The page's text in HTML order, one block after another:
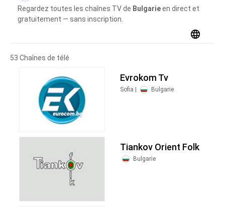
Regardez toutes les chaînes TV de Bulgarieen direct et
gratuitement — sans inscription.
53 Chaînes de télé
Evrokom Tv
Sofia | Bulgarie
Tiankov Orient Folk
Bulgarie